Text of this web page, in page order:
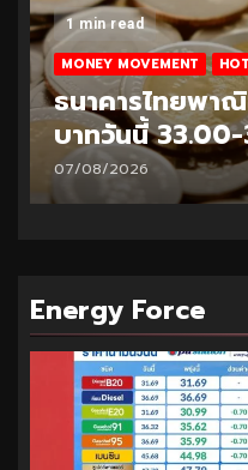
1 min read
MONEY MOVEMENT
ธนาคารไทยพา
บาทวันนี้
07/08/2026
Energy Force